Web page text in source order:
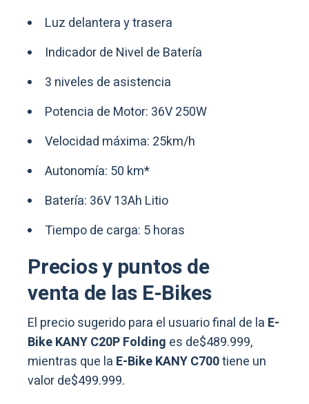
Luz delantera y trasera
Indicador de Nivel de Batería
3 niveles de asistencia
Potencia de Motor: 36V 250W
Velocidad máxima: 25km/h
Autonomía: 50 km*
Batería: 36V 13Ah Litio
Tiempo de carga: 5 horas
Precios y puntos de
venta de las E-Bikes
El precio sugerido para el usuario final de la E-
Bike KANY C20P Folding es de$489.999,
mientras que la E-Bike KANY C700tiene un
valor de$499.999.